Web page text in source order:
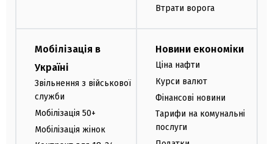
Втрати ворога
Мобілізація в
Україні
Звільнення з військової
служби
Мобілізація 50+
Мобілізація жінок
Новини економіки
Ціна нафти
Курси валют
Фінансові новини
Тарифи на комунальні
послуги